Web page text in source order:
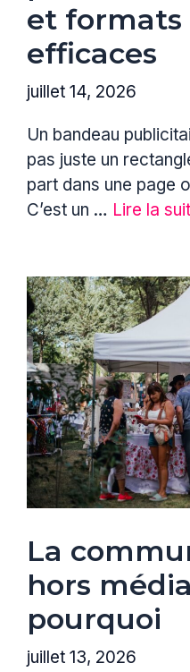
et formats
efficaces
juillet 14, 2026
Un bandeau
pas juste un
part dans une page
C’est un … Lire la
La
hors
pourquoi
juillet 13, 2026